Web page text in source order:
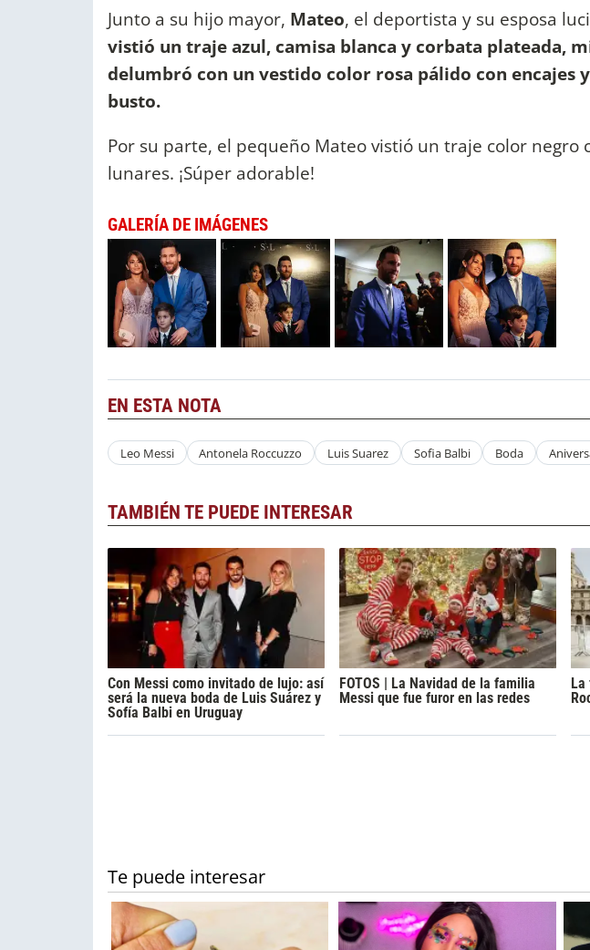
Junto a su hijo mayor, Mateo, el deportista y su esposa
vistió un traje azul, camisa blanca y corbata plateada,
delumbró con un vestido color rosa pálido con encajes
busto.
Por su parte, el pequeño Mateo vistió un traje color negro
lunares. ¡Súper adorable!
GALERÍA DE IMÁGENES
EN ESTA NOTA
Leo Messi Antonela Roccuzzo Luis Suarez Sofia Balbi Boda
TAMBIÉN TE PUEDE INTERESAR
Con Messi como invitado de lujo: así
será la nueva boda de Luis Suárez y
Sofía Balbi en Uruguay
FOTOS | La Navidad de la familia
Messi que fue furor en las redes